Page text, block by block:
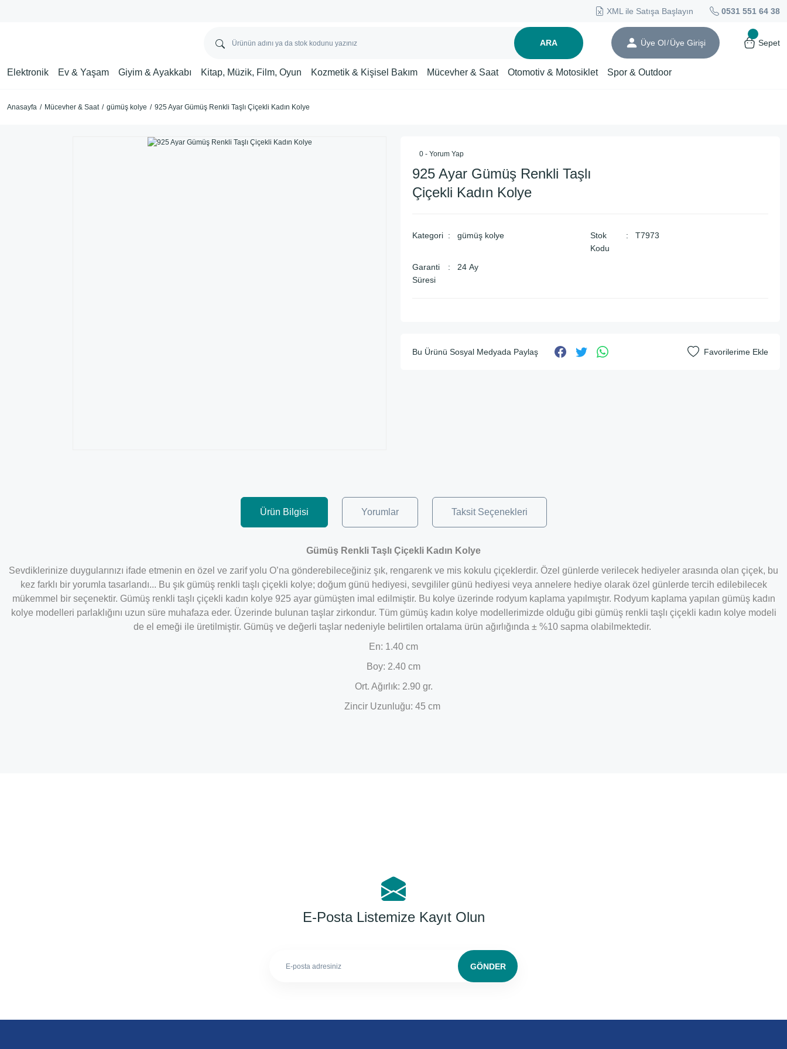
XML ile Satışa Başlayın 0531 551 64 38
ARA Üye Ol/ Üye Girişi Sepet
Elektronik Ev & Yaşam Giyim & Ayakkabı Kitap, Müzik, Film, Oyun Kozmetik & Kişisel Bakım Mücevher & Saat Otomotiv & Motosiklet Spor & Outdoor
Anasayfa Mücevher & Saat gümüş kolye 925 Ayar Gümüş Renkli Taşlı Çiçekli Kadın Kolye
0 - Yorum Yap
925 Ayar Gümüş Renkli Taşlı
Çiçekli Kadın Kolye
Kategori gümüş kolye
Stok
Kodu
T7973
Garanti
Süresi
24 Ay
Bu Ürünü Sosyal Medyada Paylaş
Ürün Bilgisi Yorumlar Taksit Seçenekleri
​Gümüş Renkli Taşlı Çiçekli Kadın Kolye
Sevdiklerinize duygularınızı ifade etmenin en özel ve zarif yolu O’na gönderebileceğiniz şık, rengarenk ve mis kokulu çiçeklerdir. Özel günlerde verilecek hediyeler arasında olan çiçek, bu
kez farklı bir yorumla tasarlandı... Bu şık gümüş renkli taşlı çiçekli kolye; doğum günü hediyesi, sevgililer günü hediyesi veya annelere hediye olarak özel günlerde tercih edilebilecek
mükemmel bir seçenektir. Gümüş renkli taşlı çiçekli kadın kolye 925 ayar gümüşten imal edilmiştir. Bu kolye üzerinde rodyum kaplama yapılmıştır. Rodyum kaplama yapılan gümüş kadın
kolye modelleri parlaklığını uzun süre muhafaza eder. Üzerinde bulunan taşlar zirkondur. Tüm gümüş kadın kolye modellerimizde olduğu gibi gümüş renkli taşlı çiçekli kadın kolye modeli
de el emeği ile üretilmiştir. Gümüş ve değerli taşlar nedeniyle belirtilen ortalama ürün ağırlığında ± %10 sapma olabilmektedir.
En: 1.40 cm
Boy: 2.40 cm
Ort. Ağırlık: 2.90 gr.
Zincir Uzunluğu: 45 cm
E-Posta Listemize Kayıt Olun
GÖNDER